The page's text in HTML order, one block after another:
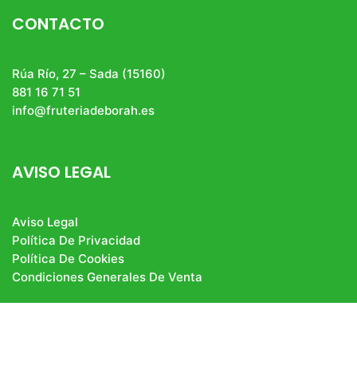
CONTACTO
Rúa Río, 27 – Sada (15160)
881 16 71 51
info@fruteriadeborah.es
AVISO LEGAL
Aviso Legal
Política De Privacidad
Política De Cookies
Condiciones Generales De Venta